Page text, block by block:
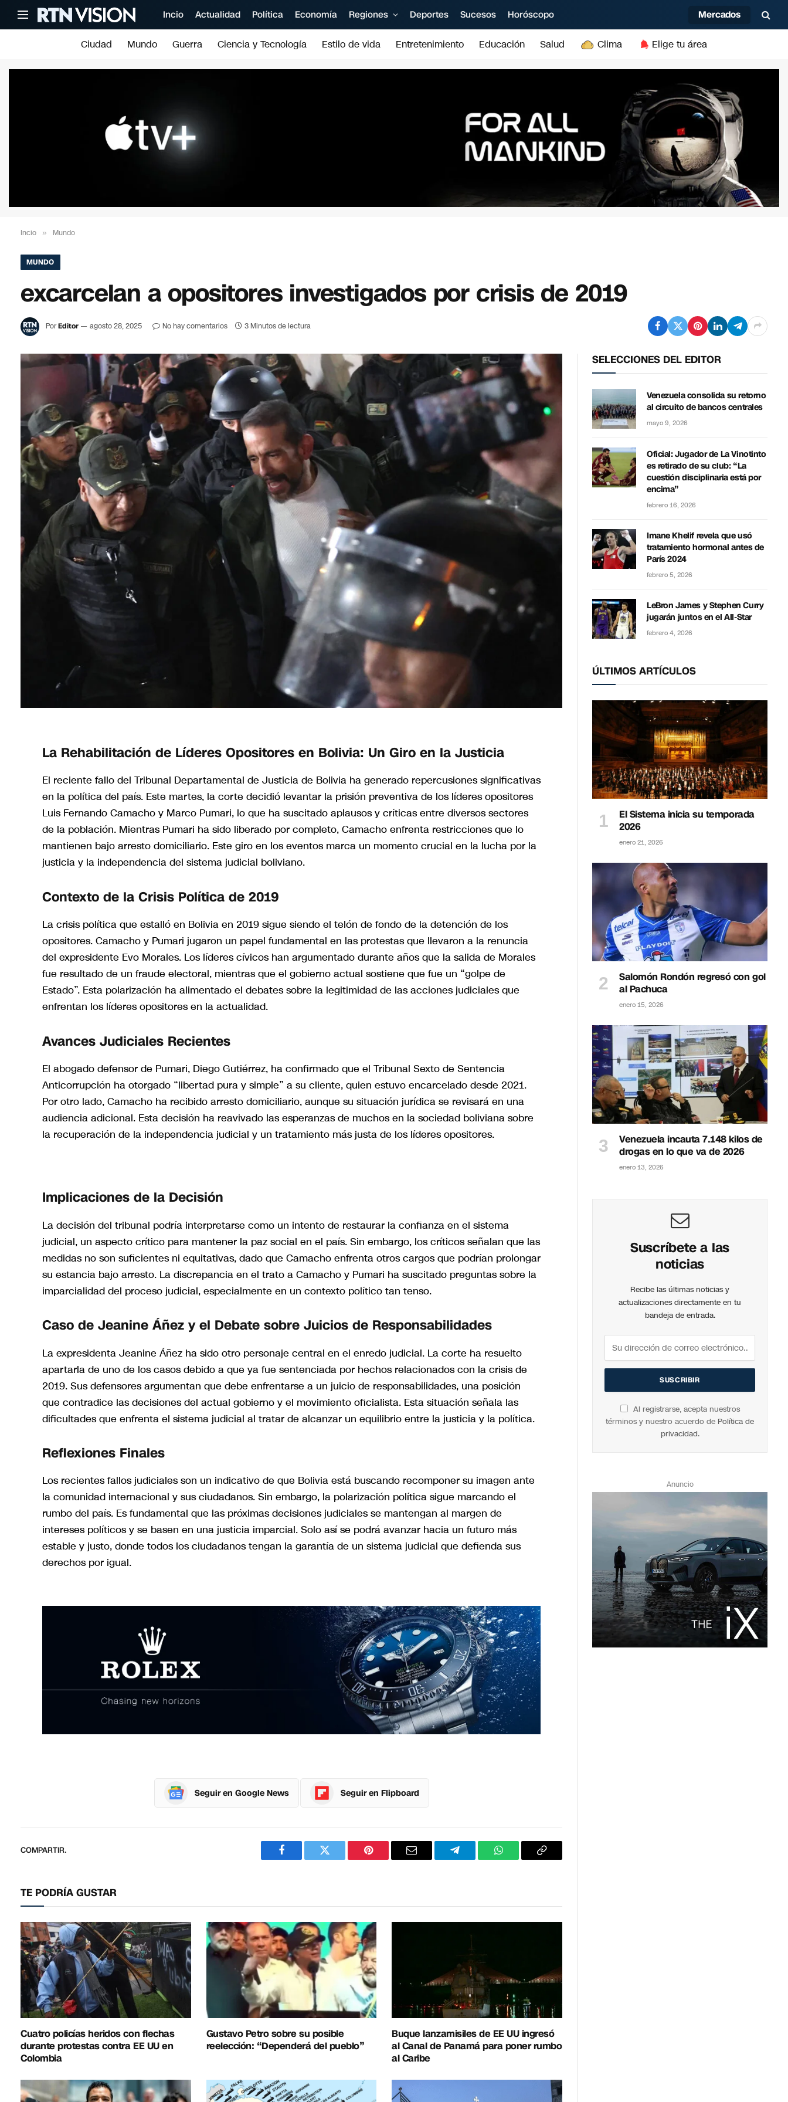
Incio Actualidad Política Economía Regiones Deportes Sucesos Horóscopo Mercados
Ciudad Mundo Guerra Ciencia y Tecnología Estilo de vida Entretenimiento Educación Salud Clima Elige tu área
Incio » Mundo
MUNDO
excarcelan a opositores investigados por crisis de 2019
PorEditor agosto 28, 2025 No hay comentarios 3 Minutos de lectura
La Rehabilitación de Líderes Opositores en Bolivia: Un Giro en la Justicia
El reciente fallo del Tribunal Departamental de Justicia de Bolivia ha generado repercusiones significativas
en la política del país. Este martes, la corte decidió levantar la prisión preventiva de los líderes opositores
Luis Fernando Camacho y Marco Pumari, lo que ha suscitado aplausos y críticas entre diversos sectores
de la población. Mientras Pumari ha sido liberado por completo, Camacho enfrenta restricciones que lo
mantienen bajo arresto domiciliario. Este giro en los eventos marca un momento crucial en la lucha por la
justicia y la independencia del sistema judicial boliviano.
Contexto de la Crisis Política de 2019
La crisis política que estalló en Bolivia en 2019 sigue siendo el telón de fondo de la detención de los
opositores. Camacho y Pumari jugaron un papel fundamental en las protestas que llevaron a la renuncia
del expresidente Evo Morales. Los líderes cívicos han argumentado durante años que la salida de Morales
fue resultado de un fraude electoral, mientras que el gobierno actual sostiene que fue un “golpe de
Estado”. Esta polarización ha alimentado el debates sobre la legitimidad de las acciones judiciales que
enfrentan los líderes opositores en la actualidad.
Avances Judiciales Recientes
El abogado defensor de Pumari, Diego Gutiérrez, ha confirmado que el Tribunal Sexto de Sentencia
Anticorrupción ha otorgado “libertad pura y simple” a su cliente, quien estuvo encarcelado desde 2021.
Por otro lado, Camacho ha recibido arresto domiciliario, aunque su situación jurídica se revisará en una
audiencia adicional. Esta decisión ha reavivado las esperanzas de muchos en la sociedad boliviana sobre
la recuperación de la independencia judicial y un tratamiento más justa de los líderes opositores.
Implicaciones de la Decisión
La decisión del tribunal podría interpretarse como un intento de restaurar la confianza en el sistema
judicial, un aspecto crítico para mantener la paz social en el país. Sin embargo, los críticos señalan que las
medidas no son suficientes ni equitativas, dado que Camacho enfrenta otros cargos que podrían prolongar
su estancia bajo arresto. La discrepancia en el trato a Camacho y Pumari ha suscitado preguntas sobre la
imparcialidad del proceso judicial, especialmente en un contexto político tan tenso.
Caso de Jeanine Áñez y el Debate sobre Juicios de Responsabilidades
La expresidenta Jeanine Áñez ha sido otro personaje central en el enredo judicial. La corte ha resuelto
apartarla de uno de los casos debido a que ya fue sentenciada por hechos relacionados con la crisis de
2019. Sus defensores argumentan que debe enfrentarse a un juicio de responsabilidades, una posición
que contradice las decisiones del actual gobierno y el movimiento oficialista. Esta situación señala las
dificultades que enfrenta el sistema judicial al tratar de alcanzar un equilibrio entre la justicia y la política.
Reflexiones Finales
Los recientes fallos judiciales son un indicativo de que Bolivia está buscando recomponer su imagen ante
la comunidad internacional y sus ciudadanos. Sin embargo, la polarización política sigue marcando el
rumbo del país. Es fundamental que las próximas decisiones judiciales se mantengan al margen de
intereses políticos y se basen en una justicia imparcial. Solo así se podrá avanzar hacia un futuro más
estable y justo, donde todos los ciudadanos tengan la garantía de un sistema judicial que defienda sus
derechos por igual.
Seguir en Google News Seguir en Flipboard
COMPARTIR.
FacebookTwitter PinterestCorreo
TelegramWhatsAppCopiar
TE PODRÍA GUSTAR
Cuatro policías heridos con flechas
durante protestas contra EE UU en
Colombia
Gustavo Petro sobre su posible
reelección: “Dependerá del pueblo”
Buque lanzamisiles de EE UU ingresó
al Canal de Panamá para poner rumbo
al Caribe
SELECCIONES DEL EDITOR
Venezuela consolida su retorno
al circuito de bancos centrales
mayo 9, 2026
Oficial: Jugador de La Vinotinto
es retirado de su club: “La
cuestión disciplinaria está por
encima”
febrero 16, 2026
Imane Khelif revela que usó
tratamiento hormonal antes de
París 2024
febrero 5, 2026
LeBron James y Stephen Curry
jugarán juntos en el All-Star
febrero 4, 2026
ÚLTIMOS ARTÍCULOS
El Sistema inicia su temporada
2026
enero 21, 2026
Salomón Rondón regresó con gol
al Pachuca
enero 15, 2026
Venezuela incauta 7.148 kilos de
drogas en lo que va de 2026
enero 13, 2026
Suscríbete a las
noticias
Recibe las últimas noticias y
actualizaciones directamente en tu
bandeja de entrada.
Al registrarse, acepta nuestros
términos y nuestro acuerdo de Política de
privacidad.
Anuncio